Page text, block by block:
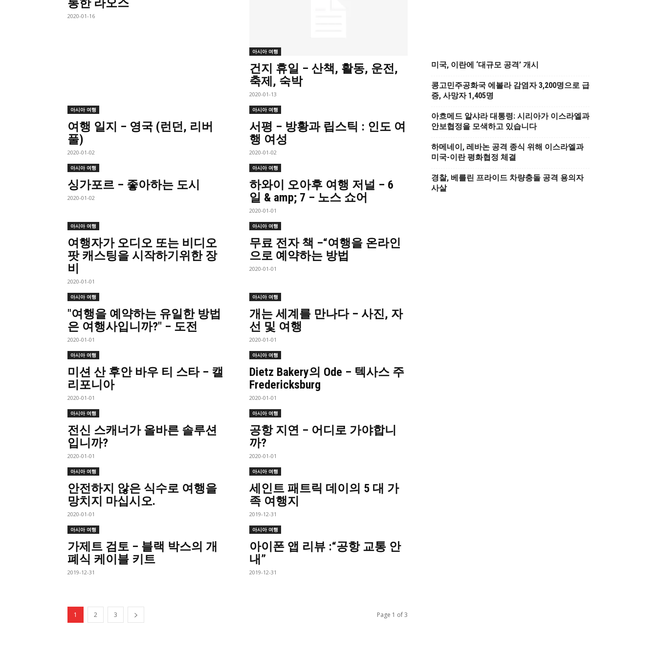
통한 라오스
2020-01-16
아시아 여행
건지 휴일 – 산책, 활동, 운전,
축제, 숙박
2020-01-13
아시아 여행
여행 일지 – 영국 (런던, 리버
풀)
2020-01-02
아시아 여행
서평 – 방황과 립스틱 : 인도 여
행 여성
2020-01-02
아시아 여행
싱가포르 – 좋아하는 도시
2020-01-02
아시아 여행
하와이 오아후 여행 저널 – 6
일 & amp; 7 – 노스 쇼어
2020-01-01
아시아 여행
여행자가 오디오 또는 비디오
팟 캐스팅을 시작하기위한 장
비
2020-01-01
아시아 여행
무료 전자 책 –“여행을 온라인
으로 예약하는 방법
2020-01-01
아시아 여행
"여행을 예약하는 유일한 방법
은 여행사입니까?" – 도전
2020-01-01
아시아 여행
개는 세계를 만나다 – 사진, 자
선 및 여행
2020-01-01
아시아 여행
미션 산 후안 바우 티 스타 – 캘
리포니아
2020-01-01
아시아 여행
Dietz Bakery의 Ode – 텍사스 주
Fredericksburg
2020-01-01
아시아 여행
전신 스캐너가 올바른 솔루션
입니까?
2020-01-01
아시아 여행
공항 지연 – 어디로 가야합니
까?
2020-01-01
아시아 여행
안전하지 않은 식수로 여행을
망치지 마십시오.
2020-01-01
아시아 여행
세인트 패트릭 데이의 5 대 가
족 여행지
2019-12-31
아시아 여행
가제트 검토 – 블랙 박스의 개
폐식 케이블 키트
2019-12-31
아시아 여행
아이폰 앱 리뷰 :“공항 교통 안
내”
2019-12-31
1 2 3 Page 1 of 3
미국, 이란에 ‘대규모 공격’ 개시
콩고민주공화국 에볼라 감염자 3,200명으로 급
증, 사망자 1,405명
아흐메드 알샤라 대통령: 시리아가 이스라엘과
안보협정을 모색하고 있습니다
하메네이, 레바논 공격 종식 위해 이스라엘과
미국-이란 평화협정 체결
경찰, 베를린 프라이드 차량충돌 공격 용의자
사살